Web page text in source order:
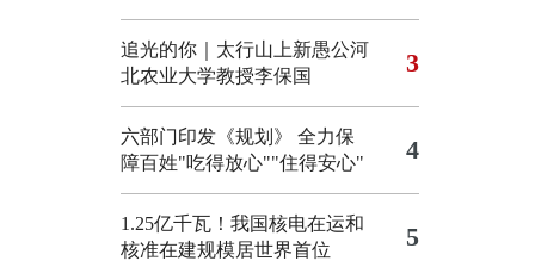
追光的你｜太行山上新愚公河
北农业大学教授李保国
3
六部门印发《规划》 全力保
障百姓"吃得放心""住得安心"
4
1.25亿千瓦！我国核电在运和
核准在建规模居世界首位
5